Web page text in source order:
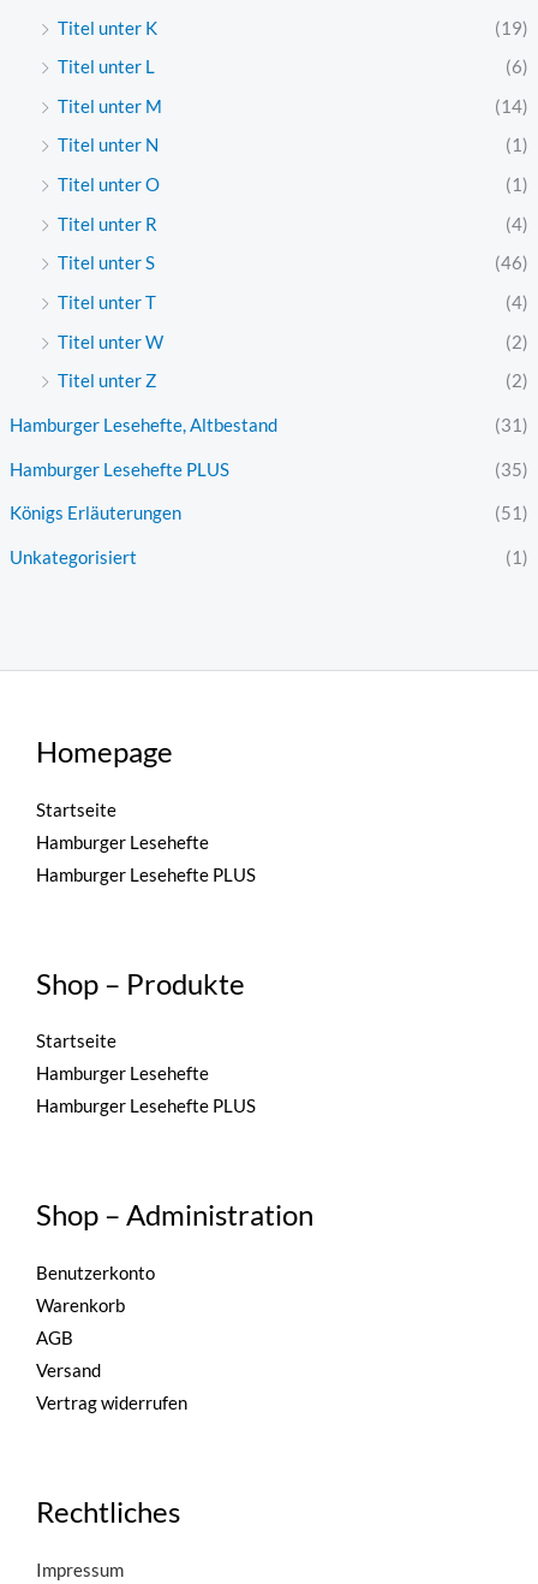
Titel unter K
(19)
Titel unter L
(6)
Titel unter M
(14)
Titel unter N
(1)
Titel unter O
(1)
Titel unter R
(4)
Titel unter S
(46)
Titel unter T
(4)
Titel unter W
(2)
Titel unter Z
(2)
Hamburger Lesehefte, Altbestand (31)
Hamburger Lesehefte PLUS (35)
Königs Erläuterungen (51)
Unkategorisiert (1)
Homepage
Startseite
Hamburger Lesehefte
Hamburger Lesehefte PLUS
Shop – Produkte
Startseite
Hamburger Lesehefte
Hamburger Lesehefte PLUS
Shop – Administration
Benutzerkonto
Warenkorb
AGB
Versand
Vertrag widerrufen
Rechtliches
Impressum